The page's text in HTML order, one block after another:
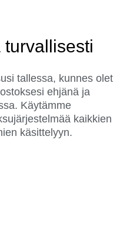
turvallisesti
tallessa, kunnes olet
ehjänä ja
Käytämme
kaikkien
käsittelyyn.